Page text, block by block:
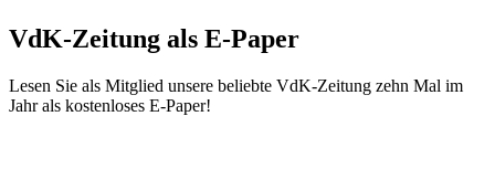
VdK-Zeitung als E-Paper
Lesen Sie als Mitglied unsere beliebte VdK-Zeitung zehn Mal im
Jahr als kostenloses E-Paper!